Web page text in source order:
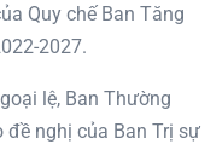
Quy chế Ban Tăng
2027.
lệ, Ban Thường
nghị của Ban Trị sự